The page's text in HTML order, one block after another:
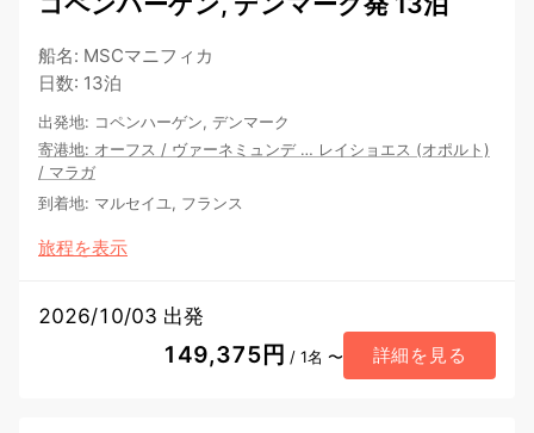
船名: MSCマニフィカ
日数: 13泊
出発地: コペンハーゲン, デンマーク
寄港地: オーフス / ヴァーネミュンデ… レイショエス (オポルト)
/ マラガ
到着地: マルセイユ, フランス
旅程を表示
2026/10/03 出発
149,375円 / 1名 〜 詳細を見る